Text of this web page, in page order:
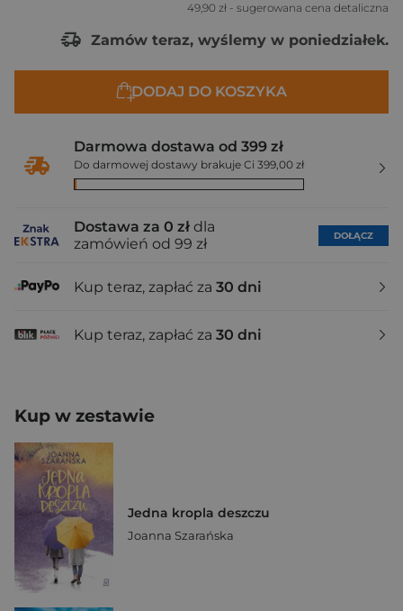
49,90 zł - sugerowana cena detaliczna
Zamów teraz, wyślemy w poniedziałek.
DODAJ DO KOSZYKA
Darmowa dostawa od 399 zł
Do darmowej dostawy brakuje Ci 399,00 zł
Dostawa za 0 zł dla
zamówień od 99 zł
DOŁĄCZ
Kup teraz, zapłać za 30 dni
Kup teraz, zapłać za 30 dni
Kup w zestawie
Jedna kropla deszczu
Joanna Szarańska